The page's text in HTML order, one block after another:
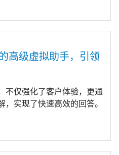
高级虚拟助手，引领
不仅强化了客户体验，更通
实现了快速高效的回答。